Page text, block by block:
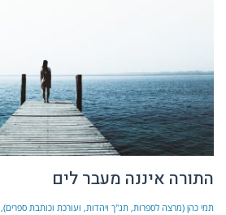
התורה איננה מעבר לים
תמי כהן (מרצה לספרות, תנ"ך ויהדות, ועורכת וכותבת ספרים)